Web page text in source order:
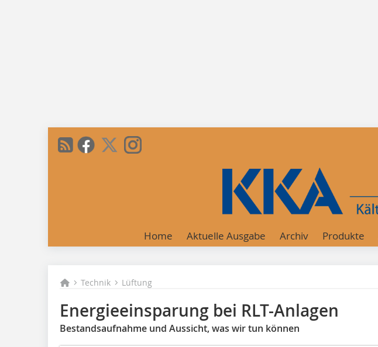
Home Aktuelle Ausgabe Archiv Produkte
Technik Lüftung
Energieeinsparung bei RLT-Anlagen
Bestandsaufnahme und Aussicht, was wir tun können